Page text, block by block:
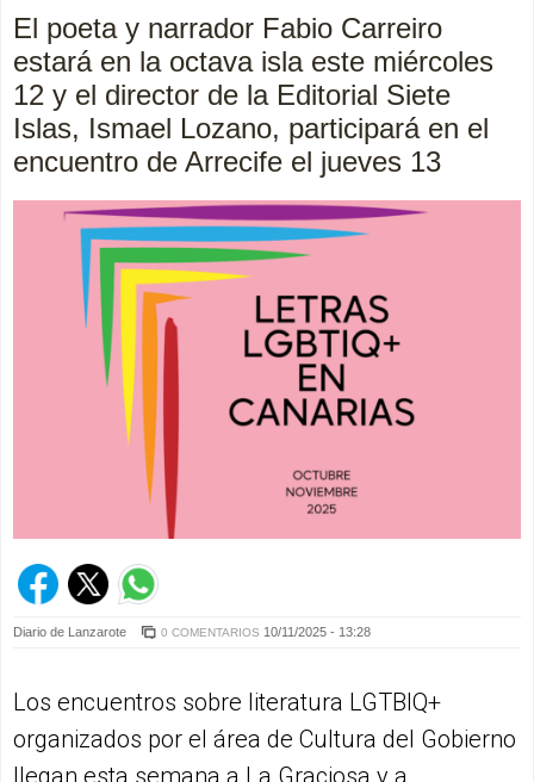
El poeta y narrador Fabio Carreiro
estará en la octava isla este miércoles
12 y el director de la Editorial Siete
Islas, Ismael Lozano, participará en el
encuentro de Arrecife el jueves 13
Diario de Lanzarote 0 COMENTARIOS 10/11/2025 - 13:28
Los encuentros sobre literatura LGTBIQ+
organizados por el área de Cultura del Gobierno